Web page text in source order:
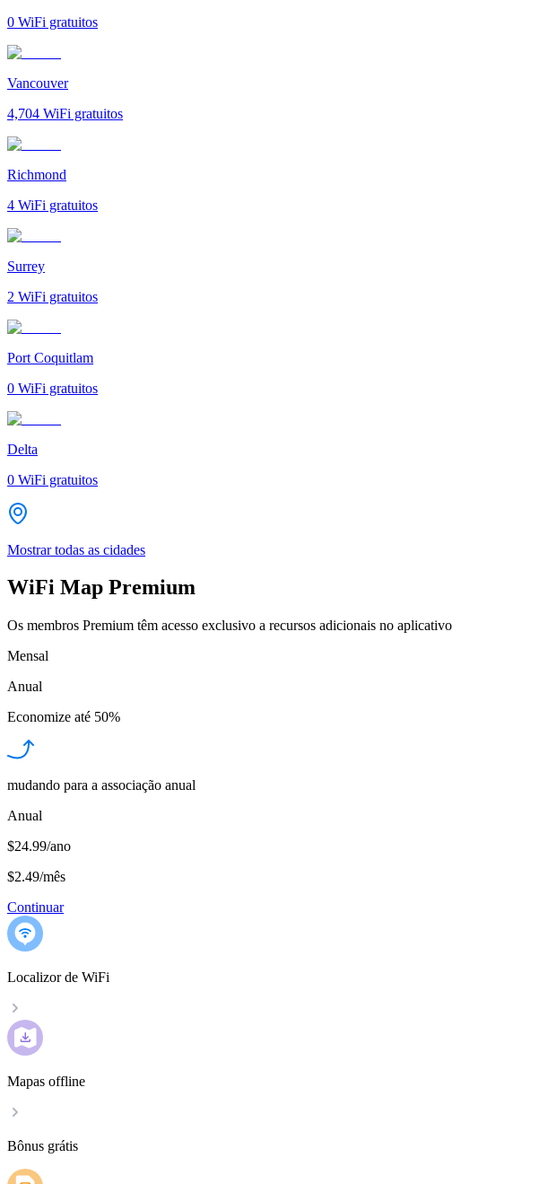
0 WiFi gratuitos
Vancouver
4,704 WiFi gratuitos
Richmond
4 WiFi gratuitos
Surrey
2 WiFi gratuitos
Port Coquitlam
0 WiFi gratuitos
Delta
0 WiFi gratuitos
Mostrar todas as cidades
WiFi Map Premium
Os membros Premium têm acesso exclusivo a recursos adicionais no aplicativo
Mensal
Anual
Economize até 50%
mudando para a associação anual
Anual
$24.99/ano
$2.49/mês
Continuar
Localizor de WiFi
Mapas offline
Bônus grátis